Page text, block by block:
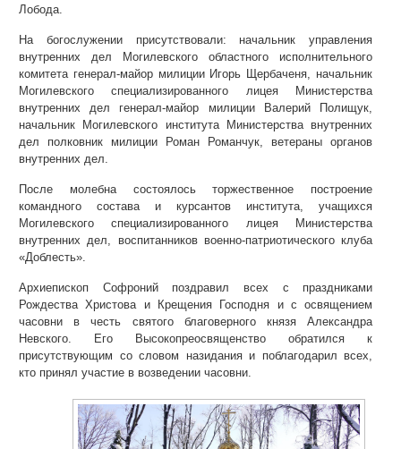
Лобода.
На богослужении присутствовали: начальник управления
внутренних дел Могилевского областного исполнительного
комитета генерал-майор милиции Игорь Щербаченя, начальник
Могилевского специализированного лицея Министерства
внутренних дел генерал-майор милиции Валерий Полищук,
начальник Могилевского института Министерства внутренних
дел полковник милиции Роман Романчук, ветераны органов
внутренних дел.
После молебна состоялось торжественное построение
командного состава и курсантов института, учащихся
Могилевского специализированного лицея Министерства
внутренних дел, воспитанников военно-патриотического клуба
«Доблесть».
Архиепископ Софроний поздравил всех с праздниками
Рождества Христова и Крещения Господня и с освящением
часовни в честь святого благоверного князя Александра
Невского. Его Высокопреосвященство обратился к
присутствующим со словом назидания и поблагодарил всех,
кто принял участие в возведении часовни.